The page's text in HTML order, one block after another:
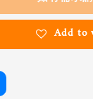
Add to